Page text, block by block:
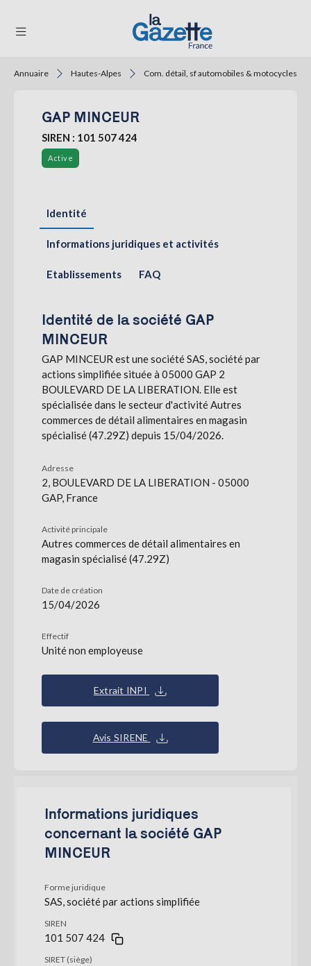
RÉGIONS
FORMATS
SERVICES
S'abonner
Annuaire Hautes-Alpes Com. détail, sf automobiles & motocycles
GAP MINCEUR
SIREN : 101 507 424
Active
Identité
Informations juridiques et activités
Etablissements FAQ
Identité de la société GAP
MINCEUR
GAP MINCEUR est une société SAS, société par
actions simplifiée située à 05000 GAP 2
BOULEVARD DE LA LIBERATION. Elle est
spécialisée dans le secteur d'activité Autres
commerces de détail alimentaires en magasin
spécialisé (47.29Z) depuis 15/04/2026.
Adresse
2, BOULEVARD DE LA LIBERATION - 05000
GAP, France
Activité principale
Autres commerces de détail alimentaires en
magasin spécialisé (47.29Z)
Date de création
15/04/2026
Effectif
Unité non employeuse
Extrait INPI
Avis SIRENE
Informations juridiques
concernant la société GAP
MINCEUR
Forme juridique
SAS, société par actions simplifiée
SIREN
101 507 424
SIRET (siège)